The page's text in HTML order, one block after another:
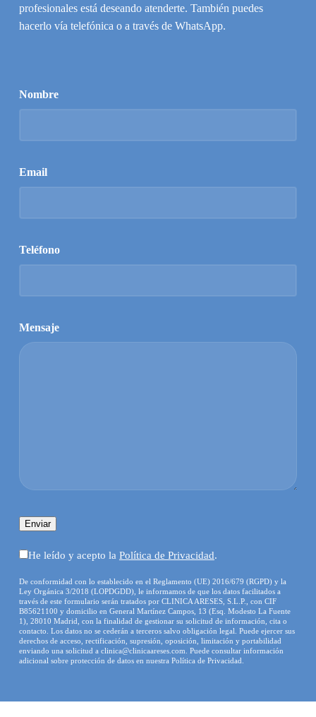
profesionales está deseando atenderte. También puedes
hacerlo vía telefónica o a través de WhatsApp.
Nombre
Email
Teléfono
Mensaje
Por favor, deja este campo vacío.
He leído y acepto la Política de Privacidad.
De conformidad con lo establecido en el Reglamento (UE) 2016/679 (RGPD) y la
Ley Orgánica 3/2018 (LOPDGDD), le informamos de que los datos facilitados a
través de este formulario serán tratados por CLINICA ARESES, S.L.P., con CIF
B85621100 y domicilio en General Martínez Campos, 13 (Esq. Modesto La Fuente
1), 28010 Madrid, con la finalidad de gestionar su solicitud de información, cita o
contacto. Los datos no se cederán a terceros salvo obligación legal. Puede ejercer sus
derechos de acceso, rectificación, supresión, oposición, limitación y portabilidad
enviando una solicitud a clinica@clinicaareses.com. Puede consultar información
adicional sobre protección de datos en nuestra Política de Privacidad.